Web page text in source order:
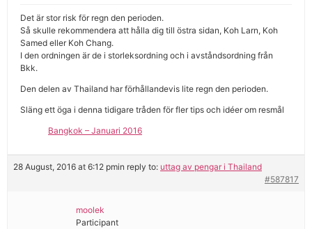
Det är stor risk för regn den perioden.
Så skulle rekommendera att hålla dig till östra sidan, Koh Larn, Koh
Samed eller Koh Chang.
I den ordningen är de i storleksordning och i avståndsordning från
Bkk.
Den delen av Thailand har förhållandevis lite regn den perioden.
Släng ett öga i denna tidigare tråden för fler tips och idéer om resmål
Bangkok – Januari 2016
28 August, 2016 at 6:12 pmin reply to: uttag av pengar i Thailand
#587817
moolek
Participant